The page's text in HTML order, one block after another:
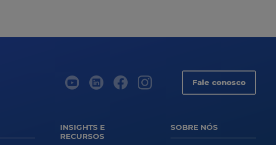
Fale conosco
INSIGHTS E
RECURSOS
SOBRE NÓS